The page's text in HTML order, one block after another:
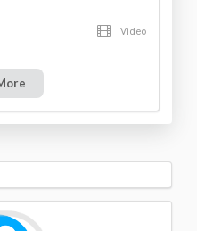
Video